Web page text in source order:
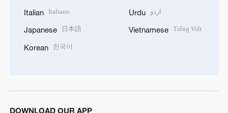
Italian Italiano
Japanese 日本語
Korean 한국어
Urdu اردو
Vietnamese Tiếng Việt
DOWNLOAD OUR APP